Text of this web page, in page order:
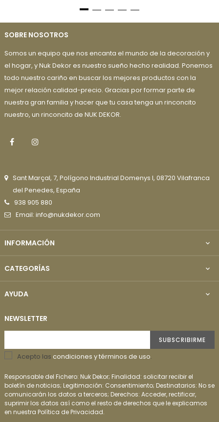
SOBRE NOSOTROS
Somos un equipo que nos encanta el mundo de la decoración y
el hogar, y Nuk Dekor es nuestro sueño hecho realidad. Ponemos
todo nuestro cariño en buscar los mejores productos con la
mejor relación calidad-precio. Gracias por formar parte de
nuestra gran familia y hacer que tu casa tenga un rinconcito
nuestro, un rinconcito de NUK DEKOR.
Facebook
Sant Marçal, 7, Polígono Industrial Domenys I, 08720 Vilafranca
del Penedes, España
938 905 880
Email: info@nukdekor.com
INFORMACIÓN 
CATEGORÍAS 
AYUDA 
NEWSLETTER
SUBSCRIBIRME
Acepto las condiciones y términos de uso.
Responsable del Fichero: Nuk Dekor; Finalidad: solicitar recibir el
boletín de noticias; Legitimación: Consentimiento; Destinatarios: No se
comunicarán los datos a terceros; Derechos: Acceder, rectificar,
suprimir los datos así como el resto de derechos que le explicamos
en nuestra Política de Privacidad.